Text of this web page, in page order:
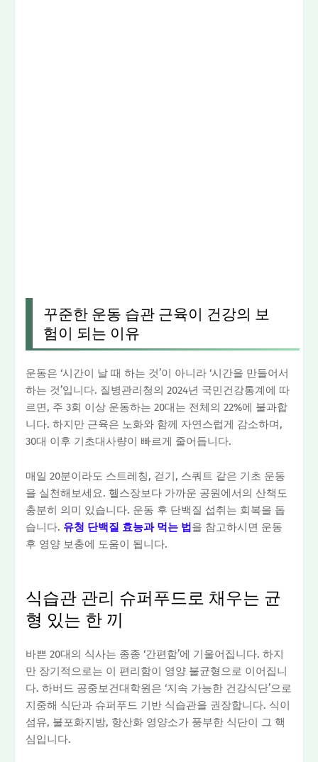
꾸준한 운동 습관 근육이 건강의 보
험이 되는 이유
운동은 ‘시간이 날 때 하는 것’이 아니라 ‘시간을 만들어서
하는 것’입니다. 질병관리청의 2024년 국민건강통계에 따
르면, 주 3회 이상 운동하는 20대는 전체의 22%에 불과합
니다. 하지만 근육은 노화와 함께 자연스럽게 감소하며,
30대 이후 기초대사량이 빠르게 줄어듭니다.
매일 20분이라도 스트레칭, 걷기, 스쿼트 같은 기초 운동
을 실천해보세요. 헬스장보다 가까운 공원에서의 산책도
충분히 의미 있습니다. 운동 후 단백질 섭취는 회복을 돕
습니다. 유청 단백질 효능과 먹는 법을 참고하시면 운동
후 영양 보충에 도움이 됩니다.
식습관 관리 슈퍼푸드로 채우는 균
형 있는 한 끼
바쁜 20대의 식사는 종종 ‘간편함’에 기울어집니다. 하지
만 장기적으로는 이 편리함이 영양 불균형으로 이어집니
다. 하버드 공중보건대학원은 ‘지속 가능한 건강식단’으로
지중해 식단과 슈퍼푸드 기반 식습관을 권장합니다. 식이
섬유, 불포화지방, 항산화 영양소가 풍부한 식단이 그 핵
심입니다.